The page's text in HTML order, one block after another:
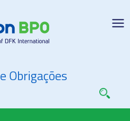
Obrigações